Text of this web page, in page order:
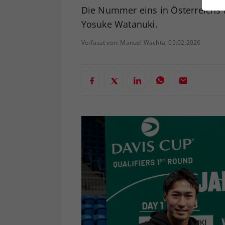
Die Nummer eins in
Yosuke Watanuki.
Verfasst von: Manuel Wachta, 05.02.2026